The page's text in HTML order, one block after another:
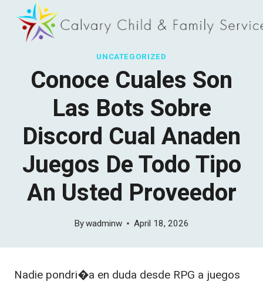
content
UNCATEGORIZED
Conoce Cuales Son
Las Bots Sobre
Discord Cual Anaden
Juegos De Todo Tipo
An Usted Proveedor
Bywadminw April 18, 2026
Nadie pondri�a en duda desde RPG a juegos